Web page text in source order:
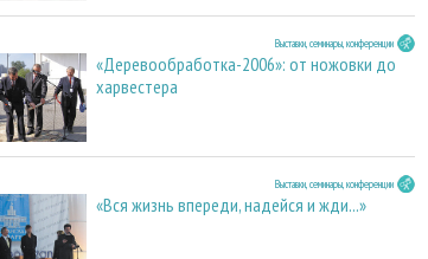
Выставки, семинары, конференции
«Деревообработка-2006»: от ножовки до
харвестера
Выставки, семинары, конференции
«Вся жизнь впереди, надейся и жди...»